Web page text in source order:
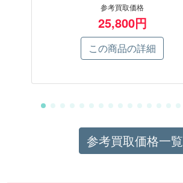
参考買取価格
25,800円
この商品の詳細
参考買取価格一覧